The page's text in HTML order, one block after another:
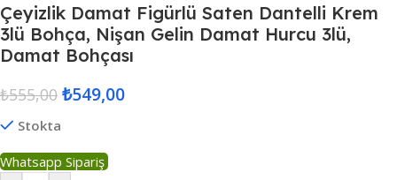
Çeyizlik Damat Figürlü Saten Dantelli Krem
3lü Bohça, Nişan Gelin Damat Hurcu 3lü,
Damat Bohçası
₺555,00 ₺549,00
Stokta
Whatsapp Sipariş